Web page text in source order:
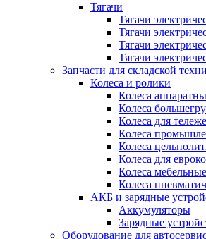
Тягачи
Тягачи
Тягачи
Тягачи
Тягачи
Запчасти для складской
Колеса и ролики
Колеса
Колеса
Колеса для
Колеса
Колеса
Колеса для
Колеса мебельные
Колеса
АКБ и зарядные
Аккумуляторы
Зарядные
Оборудование для